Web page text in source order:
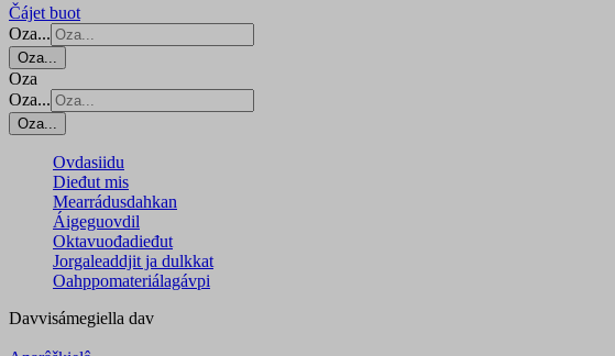
Čájet buot
Oza...
Oza...
Oza
Oza...
Oza...
Ovdasiidu
Dieđut mis
Mearrádusdahkan
Áigeguovdil
Oktavuođadieđut
Jorgaleaddjit ja dulkkat
Oahppomateriálagávpi
Davvisámegiella dav